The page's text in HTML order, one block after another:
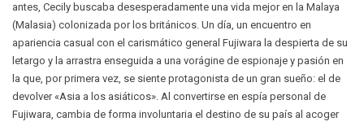
antes, Cecily buscaba desesperadamente una vida mejor en la Malaya
(Malasia) colonizada por los británicos. Un día, un encuentro en
apariencia casual con el carismático general Fujiwara la despierta de su
letargo y la arrastra enseguida a una vorágine de espionaje y pasión en
la que, por primera vez, se siente protagonista de un gran sueño: el de
devolver «Asia a los asiáticos». Al convertirse en espía personal de
Fujiwara, cambia de forma involuntaria el destino de su país al acoger